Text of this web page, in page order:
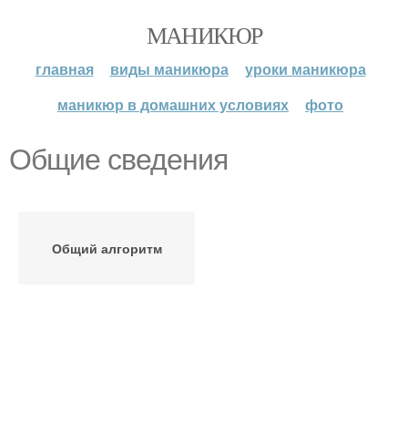
МАНИКЮР
главная виды маникюра
уроки маникюра
маникюр в домашних условиях
фото
Общие сведения
Общий алгоритм